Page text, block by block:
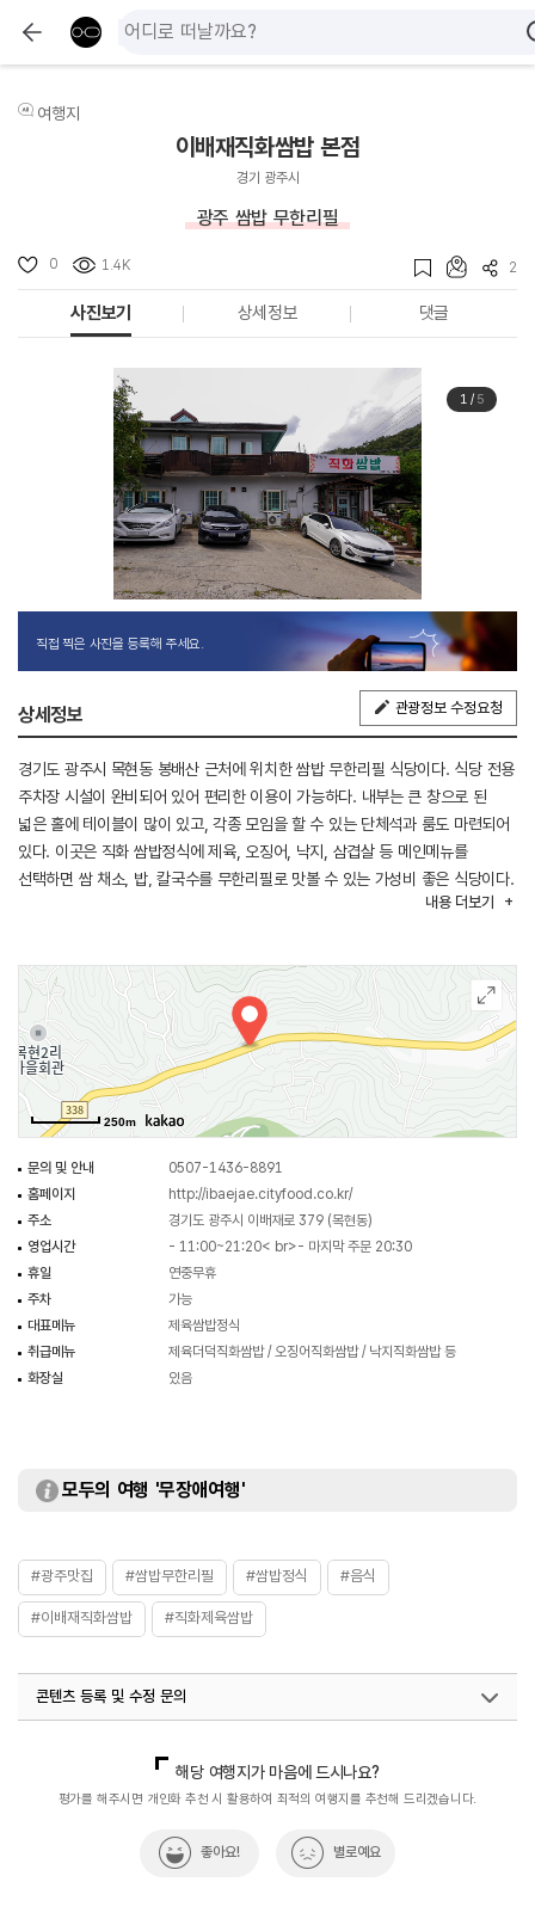
여행지
이배재직화쌈밥 본점
경기 광주시
광주 쌈밥 무한리필
0 1.4K 2
사진보기 상세정보 댓글
1/ 5
직접 찍은 사진을 등록해 주세요.
상세정보 관광정보 수정요청
경기도 광주시 목현동 봉배산 근처에 위치한 쌈밥 무한리필 식당이다. 식당 전용
주차장 시설이 완비되어 있어 편리한 이용이 가능하다. 내부는 큰 창으로 된
넓은 홀에 테이블이 많이 있고, 각종 모임을 할 수 있는 단체석과 룸도 마련되어
있다. 이곳은 직화 쌈밥정식에 제육, 오징어, 낙지, 삼겹살 등 메인메뉴를
선택하면 쌈 채소, 밥, 칼국수를 무한리필로 맛볼 수 있는 가성비 좋은 식당이다.
쌈 채소와 밥, 추가 반찬은 셀프바를 이용할 수 있고직화 음식에 한해 포장이
내용 더보기
250m
문의 및 안내
0507-1436-8891
홈페이지
http://ibaejae.cityfood.co.kr/
주소
경기도 광주시 이배재로 379 (목현동)
영업시간
- 11:00~21:20< br>- 마지막 주문 20:30
휴일
연중무휴
주차
가능
대표메뉴
제육쌈밥정식
취급메뉴
제육더덕직화쌈밥 / 오징어직화쌈밥 / 낙지직화쌈밥 등
화장실
있음
모두의 여행 '무장애여행'
#광주맛집 #쌈밥무한리필 #쌈밥정식 #음식
#이배재직화쌈밥 #직화제육쌈밥
콘텐츠 등록 및 수정 문의
해당 여행지가 마음에 드시나요?
평가를 해주시면 개인화 추천 시 활용하여 최적의 여행지를 추천해 드리겠습니다.
좋아요! 별로예요